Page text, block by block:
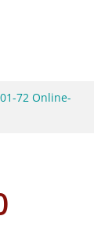
01-72 Online-